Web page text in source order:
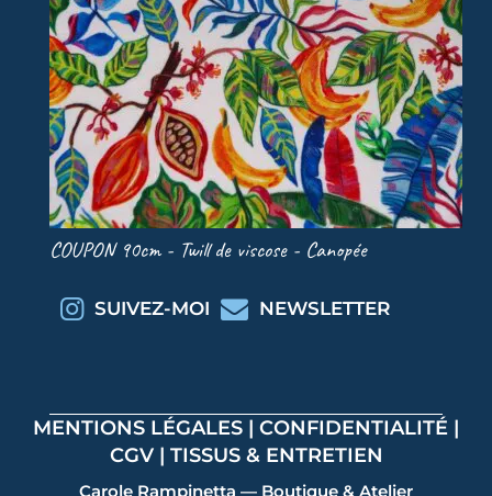
COUPON 90cm - Twill de viscose - Canopée
SUIVEZ-MOI NEWSLETTER
MENTIONS LÉGALES | CONFIDENTIALITÉ |
CGV| TISSUS & ENTRETIEN
Carole Rampinetta — Boutique & Atelier